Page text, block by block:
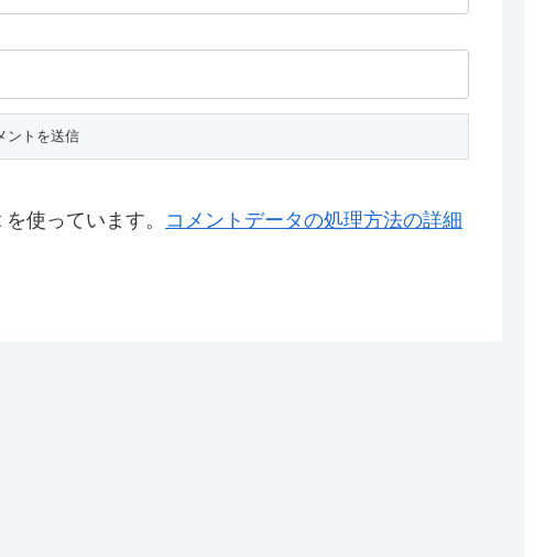
使っています。 コメントデータの処理方法の詳細